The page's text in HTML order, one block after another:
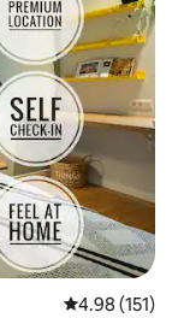
औसत रेटिंग 5 में से
4.98 (151)